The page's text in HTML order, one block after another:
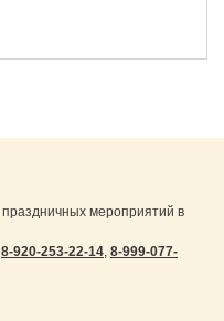
мероприятий в
8-920-253-22-14, 8-999-077-